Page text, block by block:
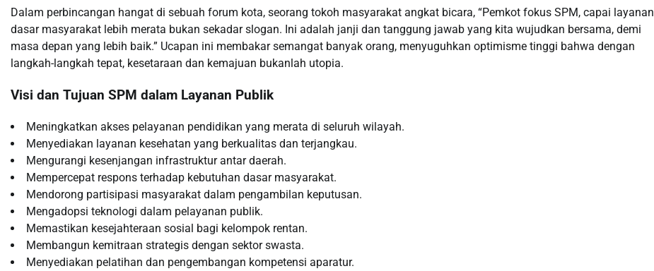
Dalam perbincangan hangat di sebuah forum kota, seorang tokoh masyarakat angkat bicara, “Pemkot fokus SPM, capai layanan
dasar masyarakat lebih merata bukan sekadar slogan. Ini adalah janji dan tanggung jawab yang kita wujudkan bersama, demi
masa depan yang lebih baik.” Ucapan ini membakar semangat banyak orang, menyuguhkan optimisme tinggi bahwa dengan
langkah-langkah tepat, kesetaraan dan kemajuan bukanlah utopia.
Visi dan Tujuan SPM dalam Layanan Publik
Meningkatkan akses pelayanan pendidikan yang merata di seluruh wilayah.
Menyediakan layanan kesehatan yang berkualitas dan terjangkau.
Mengurangi kesenjangan infrastruktur antar daerah.
Mempercepat respons terhadap kebutuhan dasar masyarakat.
Mendorong partisipasi masyarakat dalam pengambilan keputusan.
Mengadopsi teknologi dalam pelayanan publik.
Memastikan kesejahteraan sosial bagi kelompok rentan.
Membangun kemitraan strategis dengan sektor swasta.
Menyediakan pelatihan dan pengembangan kompetensi aparatur.